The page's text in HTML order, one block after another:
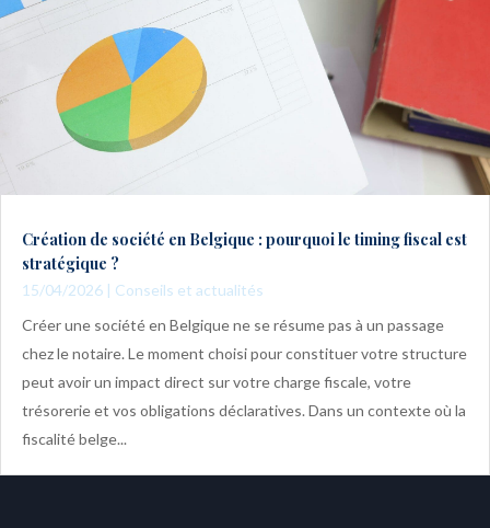
Création de société en Belgique : pourquoi le timing fiscal est
stratégique ?
15/04/2026 | Conseils et actualités
Créer une société en Belgique ne se résume pas à un passage
chez le notaire. Le moment choisi pour constituer votre structure
peut avoir un impact direct sur votre charge fiscale, votre
trésorerie et vos obligations déclaratives. Dans un contexte où la
fiscalité belge...